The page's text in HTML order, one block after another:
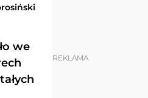
we
REKLAMA